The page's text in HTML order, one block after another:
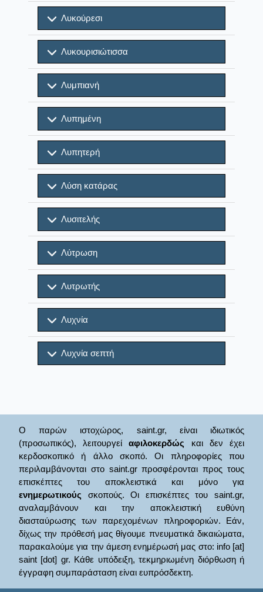
Λυκούρεσι
Λυκουρισιώτισσα
Λυμπιανή
Λυπημένη
Λυπητερή
Λύση κατάρας
Λυσιτελής
Λύτρωση
Λυτρωτής
Λυχνία
Λυχνία σεπτή
Ο παρών ιστοχώρος, saint.gr, είναι ιδιωτικός
(προσωπικός), λειτουργείαφιλοκερδώς και δεν έχει
κερδοσκοπικό ή άλλο σκοπό. Οι πληροφορίες που
περιλαμβάνονται στο saint.gr προσφέρονται προς τους
επισκέπτες του αποκλειστικά και μόνο για
ενημερωτικούς σκοπούς. Οι επισκέπτες του saint.gr,
αναλαμβάνουν και την αποκλειστική ευθύνη
διασταύρωσης των παρεχομένων πληροφοριών. Εάν,
δίχως την πρόθεσή μας θίγουμε πνευματικά δικαιώματα,
παρακαλούμε για την άμεση ενημέρωσή μας στο: info [at]
saint [dot] gr. Κάθε υπόδειξη, τεκμηριωμένη διόρθωση ή
έγγραφη συμπαράσταση είναι ευπρόσδεκτη.